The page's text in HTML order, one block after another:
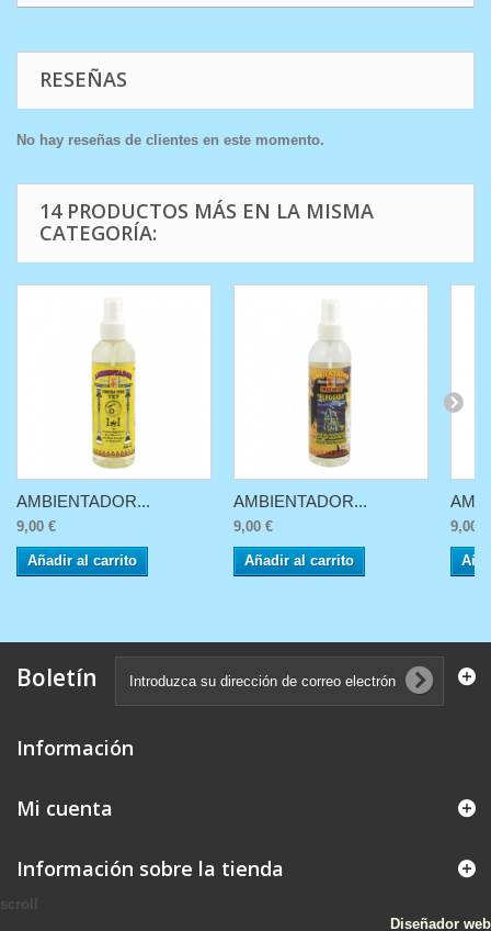
RESEÑAS
No hay reseñas de clientes en este momento.
14 PRODUCTOS MÁS EN LA MISMA
CATEGORÍA:
AMBIENTADOR...
9,00 €
Añadir al carrito
AMBIENTADOR...
9,00 €
Añadir al carrito
9,00 €
Boletín
Información
Mi cuenta
Información sobre la tienda
Diseñador web